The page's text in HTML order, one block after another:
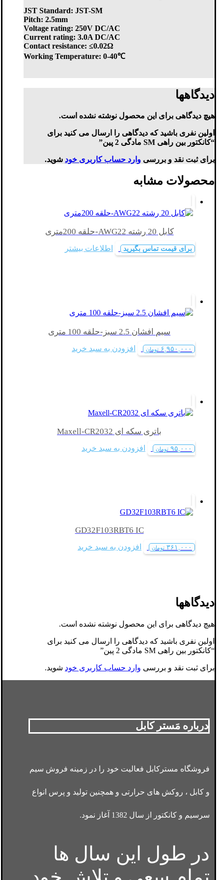
JST Standard: JST-SM
Pitch: 2.5mm
Voltage rating: 250V DC/AC
Current rating: 3.0A DC/AC
Contact resistance: ≤0.02Ω
Working Temperature: 0-40℃
دیدگاهها
هیچ دیدگاهی برای این محصول نوشته نشده است.
اولین نفری باشید که دیدگاهی را ارسال می کنید برای
“کانکتور بین راهی SM مادگی 2 پین”
برای ثبت نقد و بررسی وارد حساب کاربری خود شوید.
محصولات مشابه
کابل 20 رشته AWG22-حلقه 200متری
برای قیمت تماس بگیرید اطلاعات بیشتر
سیم افشان 2.5 سبز-حلقه 100 متری
۶,۹۵۰,۰۰۰ تومان افزودن به سبد خرید
باتری سکه ای Maxell-CR2032
۹۵,۰۰۰ تومان افزودن به سبد خرید
GD32F103RBT6 IC
۳۶۱,۰۰۰ تومان افزودن به سبد خرید
دیدگاهها
هیچ دیدگاهی برای این محصول نوشته نشده است.
اولین نفری باشید که دیدگاهی را ارسال می کنید برای
“کانکتور بین راهی SM مادگی 2 پین”
برای ثبت نقد و بررسی وارد حساب کاربری خود شوید.
درباره مَستر کابل
فروشگاه مسترکابل فعالیت خود را در زمینه فروش سیم
و کابل ، روکش های حرارتی و همچنین تولید و پرس انواع
سرسیم و کانکتور از سال 1382 آغاز نمود.
در طول این سال ها